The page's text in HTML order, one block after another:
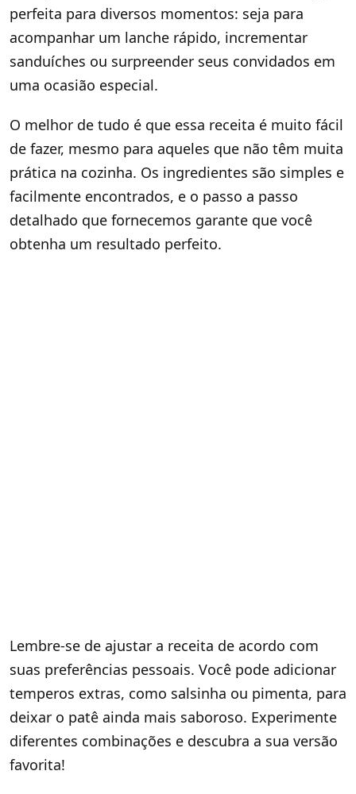
perfeita para diversos momentos: seja para
acompanhar um lanche rápido, incrementar
sanduíches ou surpreender seus convidados em
uma ocasião especial.
O melhor de tudo é que essa receita é muito fácil
de fazer, mesmo para aqueles que não têm muita
prática na cozinha. Os ingredientes são simples e
facilmente encontrados, e o passo a passo
detalhado que fornecemos garante que você
obtenha um resultado perfeito.
Lembre-se de ajustar a receita de acordo com
suas preferências pessoais. Você pode adicionar
temperos extras, como salsinha ou pimenta, para
deixar o patê ainda mais saboroso. Experimente
diferentes combinações e descubra a sua versão
favorita!